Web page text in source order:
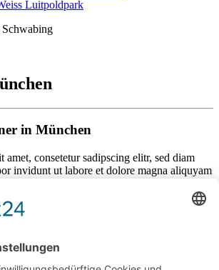
in München
consetetur sadipscing elitr, sed diam
invidunt ut labore et dolore magna aliquyam
kasd gubergren, no sea takimata sanctus est